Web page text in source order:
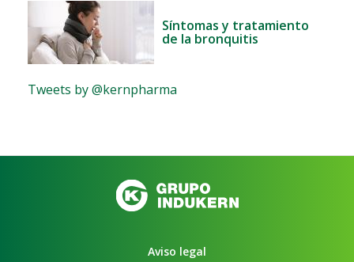
Síntomas y tratamiento
de la bronquitis
Tweets by @kernpharma
Aviso legal